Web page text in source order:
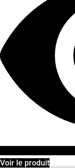
Voir le produit